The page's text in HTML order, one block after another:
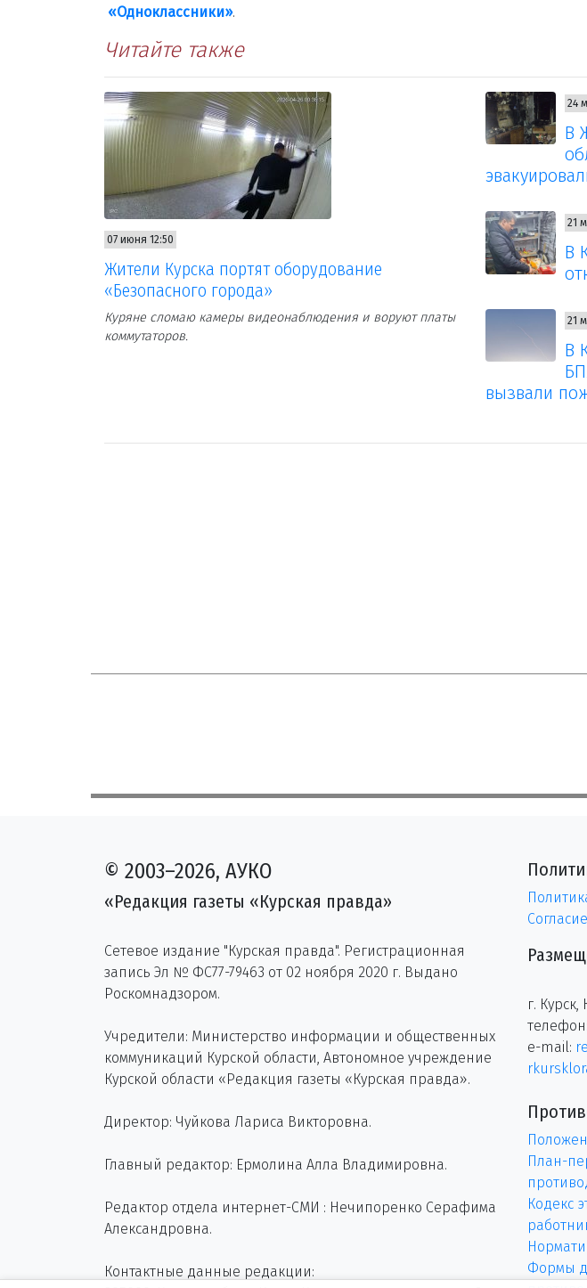
«Одноклассники».
Читайте также
07 июня 12:50
Жители Курска портят оборудование
«Безопасного города»
Куряне сломаю камеры видеонаблюдения и воруют платы
коммутаторов.
24
В
21
В
21
В
вызвали
© 2003–2026, АУКО
«Редакция газеты «Курская правда»
Сетевое издание "Курская правда". Регистрационная
запись Эл № ФС77-79463 от 02 ноября 2020 г. Выдано
Роскомнадзором.
Учредители: Министерство информации и общественных
коммуникаций Курской области, Автономное учреждение
Курской области «Редакция газеты «Курская правда».
Директор: Чуйкова Лариса Викторовна.
Главный редактор: Ермолина Алла Владимировна.
Редактор отдела интернет-СМИ : Нечипоренко Серафима
Александровна.
Контактные данные редакции:
г.
e-mail:
План-
Кодекс
Формы